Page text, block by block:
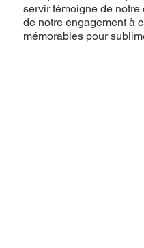
servir témoigne de
de notre engagement à
mémorables pour